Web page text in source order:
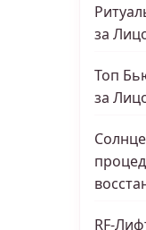
за
Топ
за
RF-